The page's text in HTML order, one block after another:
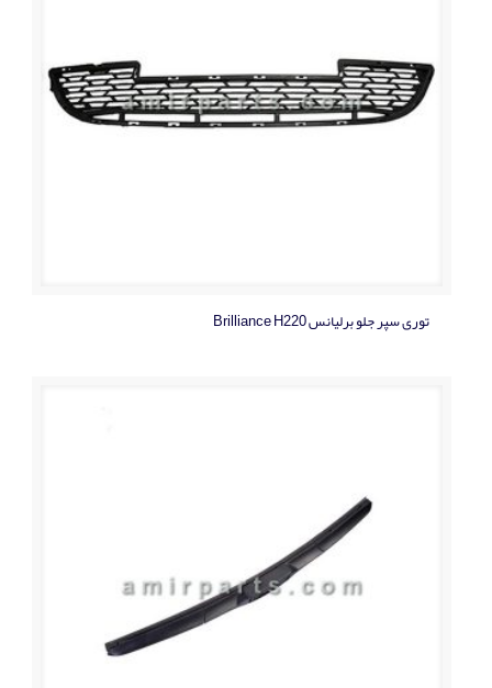
توری سپر جلو برلیانس Brilliance H220